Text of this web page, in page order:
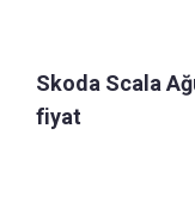
Skoda Scala
fiyat